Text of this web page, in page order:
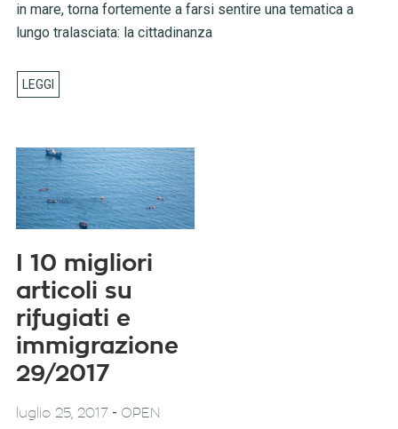
in mare, torna fortemente a farsi sentire una tematica a
lungo tralasciata: la cittadinanza
I 10 migliori
articoli su
rifugiati e
immigrazione
29/2017
luglio 25, 2017 - OPEN